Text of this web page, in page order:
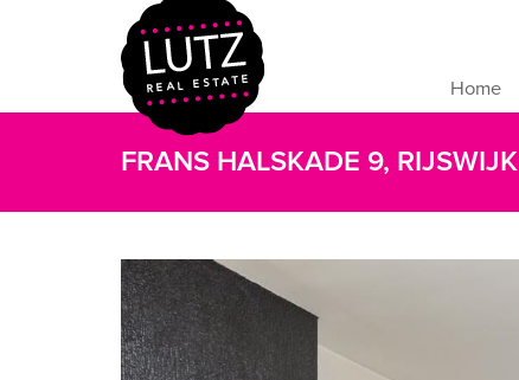
Home
FRANS HALSKADE 9, RIJSWIJK